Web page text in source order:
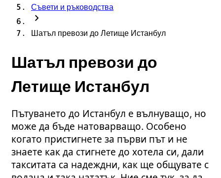
Съвети и ръководства
chevron_right
Шатъл превози до Летище Истанбул
Шатъл превози до
Летище Истанбул
Пътуването до Истанбул е вълнуващо, но
може да бъде натоварващо. Особено
когато пристигнете за първи път и не
знаете как да стигнете до хотела си, дали
такситата са надеждни, как ще общувате с